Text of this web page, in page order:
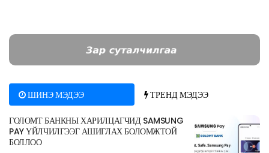
ШИНЭ МЭДЭЭ ТРЕНД МЭДЭЭ
ГОЛОМТ БАНКНЫ ХАРИЛЦАГЧИД SAMSUNG
PAY ҮЙЛЧИЛГЭЭГ АШИГЛАХ БОЛОМЖТОЙ
БОЛЛОО